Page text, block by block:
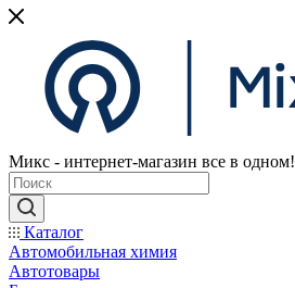
Микс - интернет-магазин все в одном!
Каталог
Автомобильная химия
Автотовары